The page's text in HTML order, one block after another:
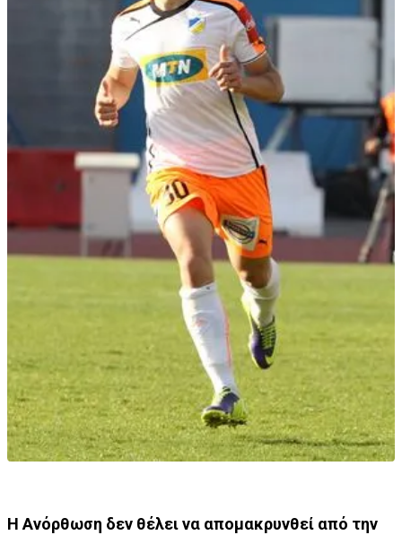
Η Ανόρθωση δεν θέλει να απομακρυνθεί από την